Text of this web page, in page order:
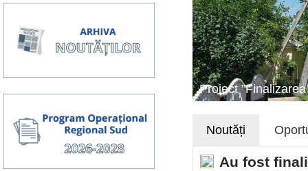
Proiect
Noutăți
Au fost